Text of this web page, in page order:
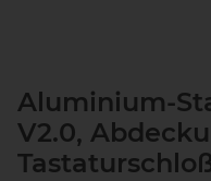
Aluminium-
V2.0,